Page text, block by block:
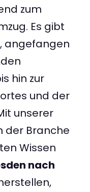
zum
Es gibt
angefangen
hin zur
und der
unserer
der Branche
Wissen
nach